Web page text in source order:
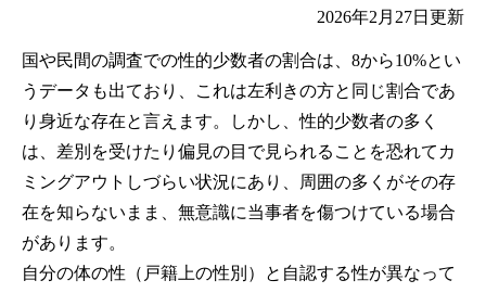
2026年2月27日 更新
国や民間の調査での性的少数者の割合は、8から10%とい
うデータも出ており、これは左利きの方と同じ割合であ
り身近な存在と言えます。しかし、性的少数者の多く
は、差別を受けたり偏見の目で見られることを恐れてカ
ミングアウトしづらい状況にあり、周囲の多くがその存
在を知らないまま、無意識に当事者を傷つけている場合
があります。
自分の体の性（戸籍上の性別）と自認する性が異なって